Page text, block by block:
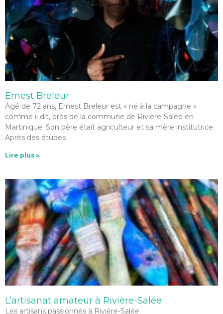
Ernest Breleur
Agé de 72 ans, Ernest Breleur est « né à la campagne »
comme il dit, près de la commune de Rivière-Salée en
Martinique. Son père était agriculteur et sa mère institutrice.
Après des études
Lire plus »
L’artisanat amateur à Rivière-Salée
Les artisans passionnés à Rivière-Salée.